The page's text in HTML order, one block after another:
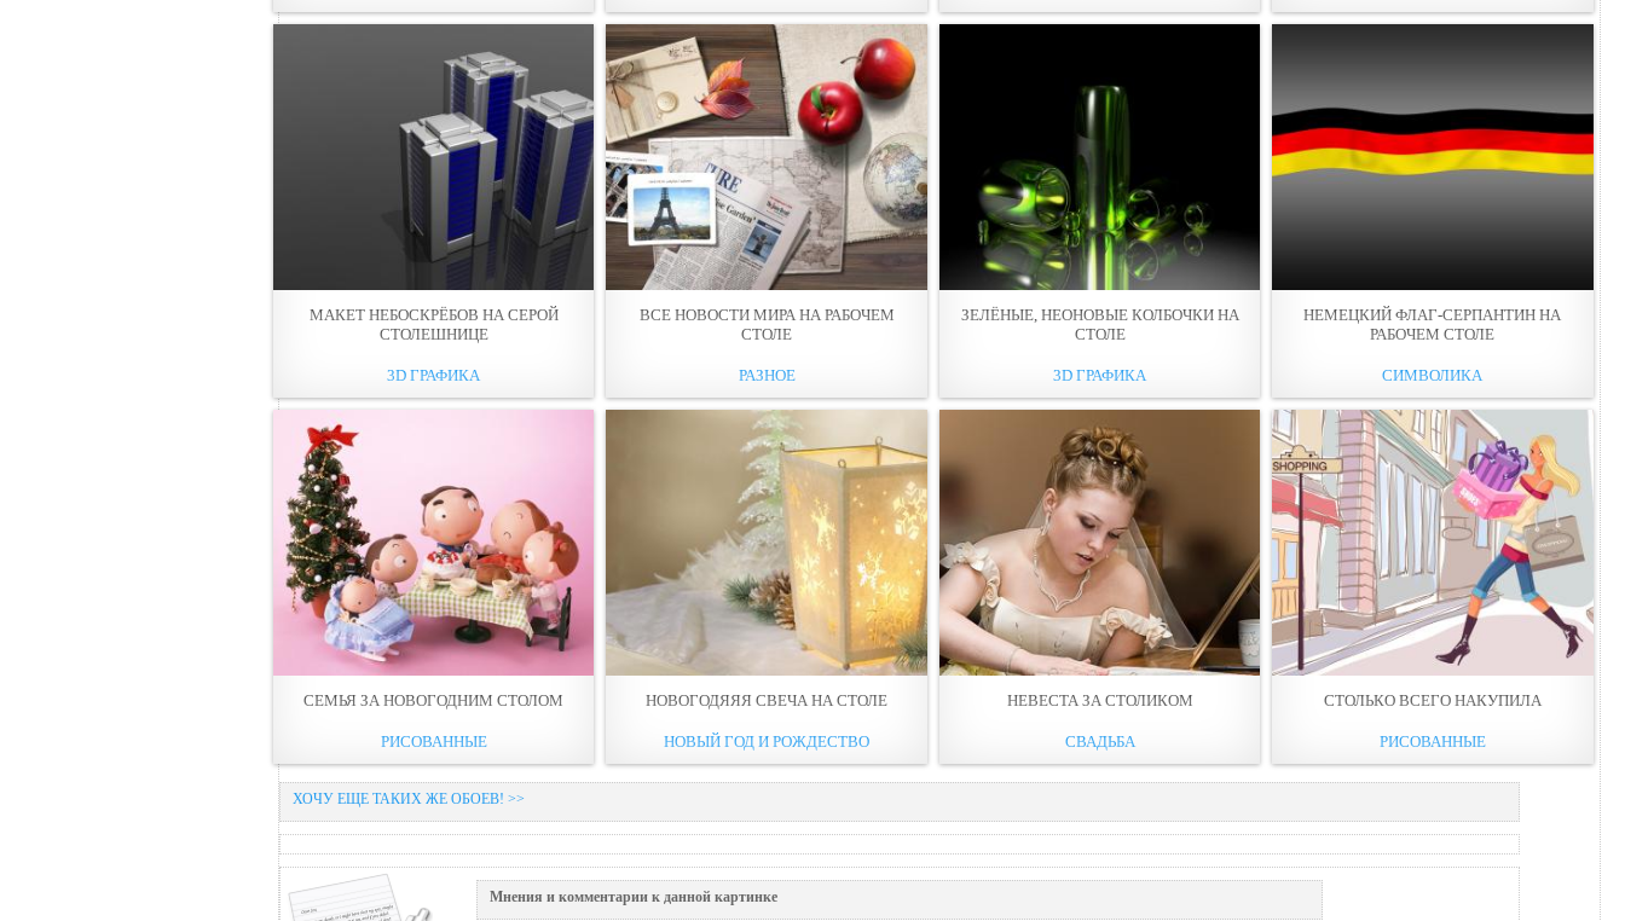
МАКЕТ НЕБОСКРЁБОВ НА СЕРОЙ
СТОЛЕШНИЦЕ
3D ГРАФИКА
ВСЕ НОВОСТИ МИРА НА РАБОЧЕМ
СТОЛЕ
РАЗНОЕ
ЗЕЛЁНЫЕ, НЕОНОВЫЕ КОЛБОЧКИ НА
СТОЛЕ
3D ГРАФИКА
НЕМЕЦКИЙ ФЛАГ-СЕРПАНТИН НА
РАБОЧЕМ СТОЛЕ
СИМВОЛИКА
СЕМЬЯ ЗА НОВОГОДНИМ СТОЛОМ
РИСОВАННЫЕ
НОВОГОДЯЯЯ СВЕЧА НА СТОЛЕ
НОВЫЙ ГОД И РОЖДЕСТВО
НЕВЕСТА ЗА СТОЛИКОМ
СВАДЬБА
СТОЛЬКО ВСЕГО НАКУПИЛА
РИСОВАННЫЕ
ХОЧУ ЕЩЕ ТАКИХ ЖЕ ОБОЕВ! >>
Мнения и комментарии к данной картинке